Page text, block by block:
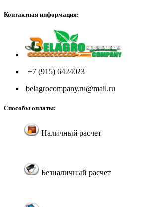
Контактная информация:
+7 (915) 6424023
belagrocompany.ru@mail.ru
Способы оплаты:
Наличный расчет
Безналичный расчет